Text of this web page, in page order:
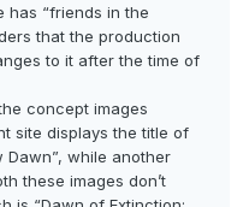
has “friends in the
that the production
to it after the time of
concept images
site displays the title of
Dawn”, while another
these images don’t